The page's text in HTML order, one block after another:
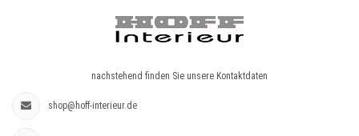
nachstehend finden Sie unsere Kontaktdaten
shop@hoff-interieur.de